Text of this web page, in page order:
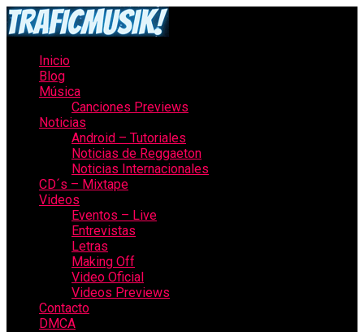
Inicio
Blog
Música
Canciones Previews
Noticias
Android – Tutoriales
Noticias de Reggaeton
Noticias Internacionales
CD´s – Mixtape
Videos
Eventos – Live
Entrevistas
Letras
Making Off
Video Oficial
Videos Previews
Contacto
DMCA